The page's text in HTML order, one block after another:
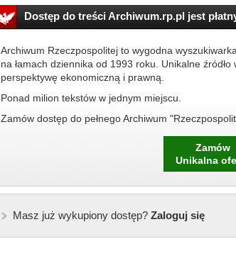
Dostęp do treści Archiwum.rp.pl jest
Archiwum Rzeczpospolitej to wygodna
na łamach dziennika od 1993 roku. Unikalne
perspektywę ekonomiczną i prawną.
Ponad milion tekstów w jednym miejscu.
Zamów dostęp do pełnego Archiwum
Zamów
Unikalna
Masz już wykupiony dostęp?Zaloguj się